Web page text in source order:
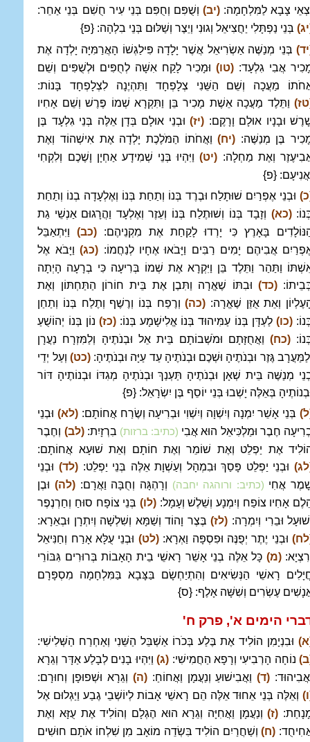
צָבָא לַמִּלְחָמָה:(יב) וְשֻׁפִּם וְחֻפִּם בְּנֵי עִיר חֻשִׁם בְּנֵי אַחֵר:
בְּנֵי נַפְתָּלִי יַחֲצִיאֵל וְגוּנִי וְיֵצֶר וְשַׁלּוּם בְּנֵי בִלְהָה: {פ}
בְּנֵי מְנַשֶּׁה אַשְׂרִיאֵל אֲשֶׁר יָלָדָה פִּילַגְשׁוֹ הָאֲרַמִּיָּה יָלְדָה אֶת
אֲבִי גִלְעָד: (טו) וּמָכִיר לָקַח אִשָּׁה לְחֻפִּים וּלְשֻׁפִּים וְשֵׁם
מַעֲכָה וְשֵׁם הַשֵּׁנִי צְלָפְחָד וַתִּהְיֶנָה לִצְלָפְחָד בָּנוֹת:
וַתֵּלֶד מַעֲכָה אֵשֶׁת מָכִיר בֵּן וַתִּקְרָא שְׁמוֹ פֶּרֶשׁ וְשֵׁם אָחִיו
וּבָנָיו אוּלָם וָרָקֶם: (יז) וּבְנֵי אוּלָם בְּדָן אֵלֶּה בְּנֵי גִלְעָד בֶּן
בֶּן מְנַשֶּׁה: (יח) וַאֲחֹתוֹ הַמֹּלֶכֶת יָלְדָה אֶת אִישְׁהוֹד וְאֶת
וְאֶת מַחְלָה: (יט) וַיִּהְיוּ בְּנֵי שְׁמִידָע אַחְיָן וָשֶׁכֶם וְלִקְחִי
{פ}
וּבְנֵי אֶפְרַיִם שׁוּתָלַח וּבֶרֶד בְּנוֹ וְתַחַת בְּנוֹ וְאֶלְעָדָה בְנוֹ וְתַחַת
(כא) וְזָבָד בְּנוֹ וְשׁוּתֶלַח בְּנוֹ וְעֵזֶר וְאֶלְעָד וַהֲרָגוּם אַנְשֵׁי גַת
בָּאָרֶץ כִּי יָרְדוּ לָקַחַת אֶת מִקְנֵיהֶם: (כב)
וַיִּתְאַבֵּל
אֲבִיהֶם יָמִים רַבִּים וַיָּבֹאוּ אֶחָיו לְנַחֲמוֹ: (כג) וַיָּבֹא אֶל
וַתַּהַר וַתֵּלֶד בֵּן וַיִּקְרָא אֶת שְׁמוֹ בְּרִיעָה כִּי בְרָעָה הָיְתָה
(כד) וּבִתּוֹ שֶׁאֱרָה וַתִּבֶן אֶת בֵּית חוֹרוֹן הַתַּחְתּוֹן וְאֶת
וְאֵת אֻזֵּן שֶׁאֱרָה: (כה) וְרֶפַח בְּנוֹ וְרֶשֶׁף וְתֶלַח בְּנוֹ וְתַחַן
(כו) לַעְדָּן בְּנוֹ עַמִּיהוּד בְּנוֹ אֱלִישָׁמָע בְּנוֹ:(כז) נוֹן בְּנוֹ יְהוֹשֻׁעַ
(כח) וַאֲחֻזָּתָם וּמֹשְׁבוֹתָם בֵּית אֵל וּבְנֹתֶיהָ וְלַמִּזְרָח נַעֲרָן
גֶּזֶר וּבְנֹתֶיהָ וּשְׁכֶם וּבְנֹתֶיהָ עַד עַיָּה וּבְנֹתֶיהָ:(כט) וְעַל יְדֵי
מְנַשֶּׁה בֵּית שְׁאָן וּבְנֹתֶיהָ תַּעְנַךְ וּבְנֹתֶיהָ מְגִדּוֹ וּבְנוֹתֶיהָ דּוֹר
בְּאֵלֶּה יָשְׁבוּ בְּנֵי יוֹסֵף בֶּן יִשְׂרָאֵל: {פ}
בְּנֵי אָשֵׁר יִמְנָה וְיִשְׁוָה וְיִשְׁוִי וּבְרִיעָה וְשֶׂרַח אֲחוֹתָם: (לא) וּבְנֵי
חֶבֶר וּמַלְכִּיאֵל הוּא אֲבִי (כתיב: ברזות) בִרְזָיִת:(לב) וְחֶבֶר
אֶת יַפְלֵט וְאֶת שׁוֹמֵר וְאֶת חוֹתָם וְאֵת שׁוּעָא אֲחוֹתָם:
וּבְנֵי יַפְלֵט פָּסַךְ וּבִמְהָל וְעַשְׁוָת אֵלֶּה בְּנֵי יַפְלֵט:(לד) וּבְנֵי
אֲחִי (כתיב: ורוהגה יחבה) וְרָהְגָּה וְחֻבָּה וַאֲרָם: (לה) וּבֶן
אָחִיו צוֹפַח וְיִמְנָע וְשֵׁלֶשׁ וְעָמָל: (לו) בְּנֵי צוֹפָח סוּחַ וְחַרְנֶפֶר
וּבֵרִי וְיִמְרָה: (לז) בֶּצֶר וָהוֹד וְשַׁמָּא וְשִׁלְשָׁה וְיִתְרָן וּבְאֵרָא:
וּבְנֵי יֶתֶר יְפֻנֶּה וּפִסְפָּה וַאְרָא:(לט) וּבְנֵי עֻלָּא אָרַח וְחַנִּיאֵל
(מ) כָּל אֵלֶּה בְנֵי אָשֵׁר רָאשֵׁי בֵית הָאָבוֹת בְּרוּרִים גִּבּוֹרֵי
רָאשֵׁי הַנְּשִׂיאִים וְהִתְיַחְשָׂם בַּצָּבָא בַּמִּלְחָמָה מִסְפָּרָם
עֶשְׂרִים וְשִׁשָּׁה אָלֶף: {ס}
הימים א', פרק ח'
וּבִנְיָמִן הוֹלִיד אֶת בֶּלַע בְּכֹרוֹ אַשְׁבֵּל הַשֵּׁנִי וְאַחְרַח הַשְּׁלִישִׁי:
נוֹחָה הָרְבִיעִי וְרָפָא הַחֲמִישִׁי: (ג) וַיִּהְיוּ בָנִים לְבָלַע אַדָּר וְגֵרָא
(ד) וַאֲבִישׁוּעַ וְנַעֲמָן וַאֲחוֹחַ:(ה) וְגֵרָא וּשְׁפוּפָן וְחוּרָם:
וְאֵלֶּה בְּנֵי אֵחוּד אֵלֶּה הֵם רָאשֵׁי אָבוֹת לְיוֹשְׁבֵי גֶבַע וַיַּגְלוּם אֶל
(ז) וְנַעֲמָן וַאֲחִיָּה וְגֵרָא הוּא הֶגְלָם וְהוֹלִיד אֶת עֻזָּא וְאֶת
(ח) וְשַׁחֲרַיִם הוֹלִיד בִּשְׂדֵה מוֹאָב מִן שִׁלְחוֹ אֹתָם חוּשִׁים